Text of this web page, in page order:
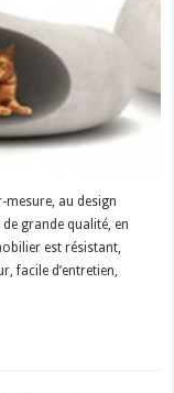
mesure, au design
grande qualité, en
est résistant,
facile d’entretien,